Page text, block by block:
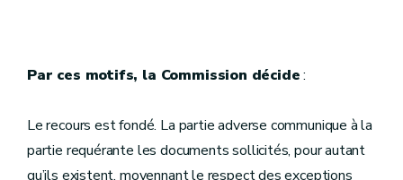
Par ces motifs, la Commission décide:
Le recours est fondé. La partie adverse communique à la
partie requérante les documents sollicités, pour autant
qu’ils existent, moyennant le respect des exceptions